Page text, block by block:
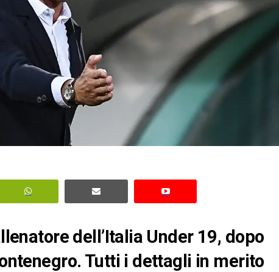
dell’Italia Under 19, dopo
Tutti i dettagli in merito